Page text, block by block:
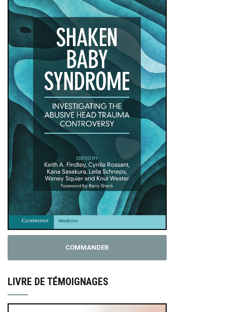
COMMANDER
LIVRE DE TÉMOIGNAGES